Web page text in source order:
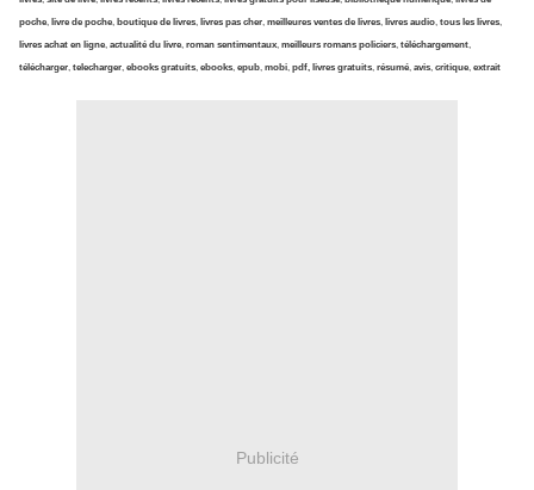
poche, livre de poche, boutique de livres, livres pas cher, meilleures ventes de livres, livres audio, tous les livres,
livres achat en ligne, actualité du livre, roman sentimentaux, meilleurs romans policiers, téléchargement,
télécharger, telecharger, ebooks gratuits, ebooks, epub, mobi, pdf, livres gratuits, résumé, avis, critique, extrait
Publicité